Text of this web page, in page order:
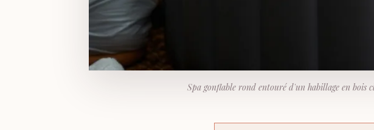
Spa gonflable rond entouré d'un habillage en bois